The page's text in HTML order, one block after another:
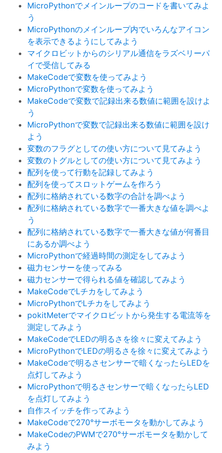
MicroPythonでメインループのコードを書いてみよ
う
MicroPythonのメインループ内でいろんなアイコン
を表示できるようにしてみよう
マイクロビットからのシリアル通信をラズベリーパ
イで受信してみる
MakeCodeで変数を使ってみよう
MicroPythonで変数を使ってみよう
MakeCodeで変数で記録出来る数値に範囲を設けよ
う
MicroPythonで変数で記録出来る数値に範囲を設け
よう
変数のフラグとしての使い方について見てみよう
変数のトグルとしての使い方について見てみよう
配列を使って行動を記録してみよう
配列を使ってスロットゲームを作ろう
配列に格納されている数字の合計を調べよう
配列に格納されている数字で一番大きな値を調べよ
う
配列に格納されている数字で一番大きな値が何番目
にあるか調べよう
MicroPythonで経過時間の測定をしてみよう
磁力センサーを使ってみる
磁力センサーで得られる値を確認してみよう
MakeCodeでLチカをしてみよう
MicroPythonでLチカをしてみよう
pokitMeterでマイクロビットから発生する電流等を
測定してみよう
MakeCodeでLEDの明るさを徐々に変えてみよう
MicroPythonでLEDの明るさを徐々に変えてみよう
MakeCodeで明るさセンサーで暗くなったらLEDを
点灯してみよう
MicroPythonで明るさセンサーで暗くなったらLED
を点灯してみよう
自作スイッチを作ってみよう
MakeCodeで270°サーボモータを動かしてみよう
MakeCodeのPWMで270°サーボモータを動かして
みよう